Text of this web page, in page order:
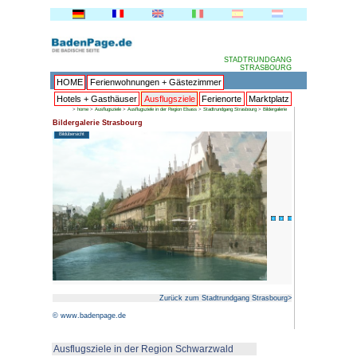
HOME Ferienwohnungen +
Hotels + Gasthäuser
>home>Ausflugsziele >Ausflugsziele in der
Bildergalerie Strasbourg
Bildübersicht